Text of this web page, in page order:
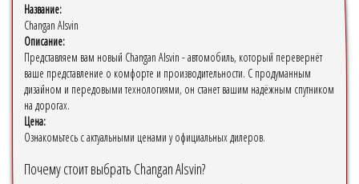
Название:
Changan Alsvin
Описание:
Представляем вам новый Changan Alsvin - автомобиль, который перевернёт
ваше представление о комфорте и производительности. С продуманным
дизайном и передовыми технологиями, он станет вашим надёжным спутником
на дорогах.
Цена:
Ознакомьтесь с актуальными ценами у официальных дилеров.
Почему стоит выбрать Changan Alsvin?